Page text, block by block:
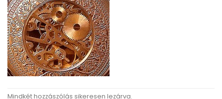
Mindkét hozzászólás sikeresen lezárva.